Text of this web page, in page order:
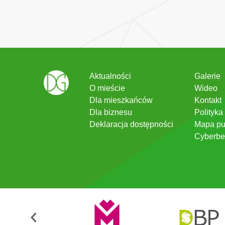
Aktualności
O mieście
Dla mieszkańców
Dla biznesu
Deklaracja dostępności
Galerie
Wideo
Kontakt
Mapa